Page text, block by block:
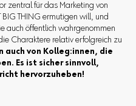
zentral für das Marketing von
BIG THING ermutigen will, und
auch öffentlich wahrgenommen
Charaktere relativ erfolgreich zu
auch von Kolleg:innen, die
Es ist sicher sinnvoll,
hervorzuheben!